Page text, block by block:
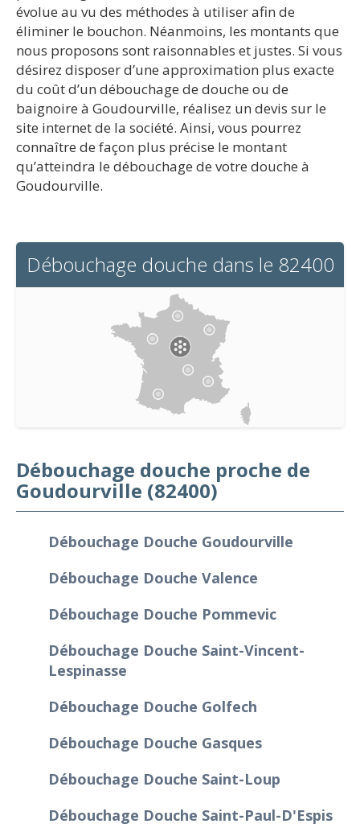
évolue au vu des méthodes à utiliser afin de
éliminer le bouchon. Néanmoins, les montants que
nous proposons sont raisonnables et justes. Si vous
désirez disposer d’une approximation plus exacte
du coût d’un débouchage de douche ou de
baignoire à Goudourville, réalisez un devis sur le
site internet de la société. Ainsi, vous pourrez
connaître de façon plus précise le montant
qu’atteindra le débouchage de votre douche à
Goudourville.
Débouchage douche dans le 82400
Débouchage douche proche de
Goudourville (82400)
Débouchage Douche Goudourville
Débouchage Douche Valence
Débouchage Douche Pommevic
Débouchage Douche Saint-Vincent-
Lespinasse
Débouchage Douche Golfech
Débouchage Douche Gasques
Débouchage Douche Saint-Loup
Débouchage Douche Saint-Paul-D'Espis